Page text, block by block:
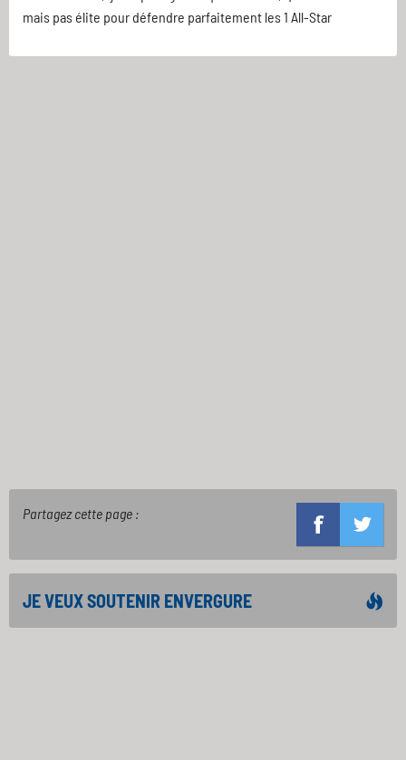
mais pas élite pour défendre parfaitement les 1 All-Star
Partagez cette page :
JE VEUX SOUTENIR ENVERGURE